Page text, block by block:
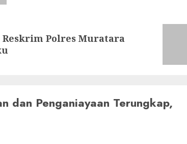
Polres Muratara
dan Penganiayaan Terungkap,